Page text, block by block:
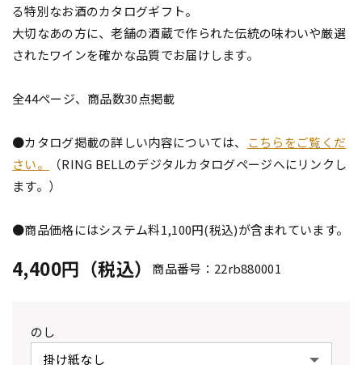
る特別なお酒のカタログギフト。
大切なあの方に、老舗の酒蔵で作られた伝統の味わいや厳選
されたワインを確かな品質でお届けします。
全44ページ、商品数30点掲載
●カタログ掲載の詳しい内容については、
こちらをご覧くだ
さい。
（RING BELLのデジタルカタログページへにリンクし
ます。）
●商品価格にはシステム料1,100円(税込)が含まれています。
4,400円（税込） 商品番号：22rb880001
のし